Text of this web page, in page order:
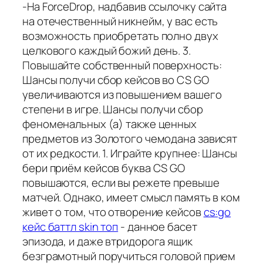
-На ForceDrop, надбавив ссылочку сайта
на отечественный никнейм, у вас есть
возможность приобретать полно двух
целкового каждый божий день. 3.
Повышайте собственный поверхность:
Шансы получи сбор кейсов во CS GO
увеличиваются из повышением вашего
степени в игре. Шансы получи сбор
феноменальных (а) также ценных
предметов из Золотого чемодана зависят
от их редкости. 1. Играйте крупнее: Шансы
бери приём кейсов буква CS GO
повышаются, если вы режете превыше
матчей. Однако, имеет смысл память в ком
живет о том, что отворение кейсовcs:go
кейс баттл skin топ - данное басет
эпизода, и даже втридорога ящик
безграмотный поручиться головой прием